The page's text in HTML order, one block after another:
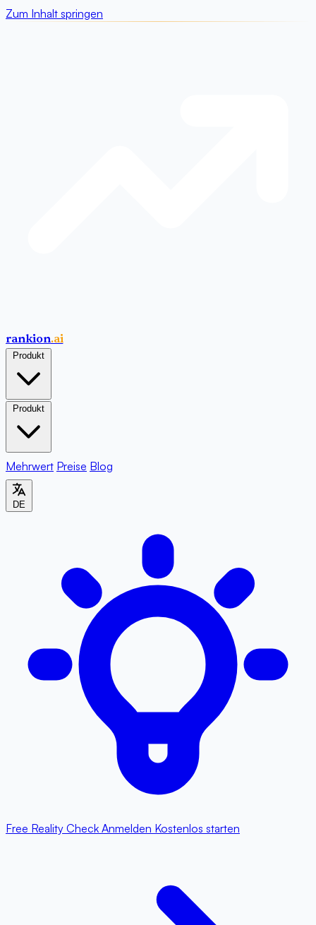
Zum Inhalt springen
rankion.ai
Produkt
Produkt
Mehrwert Preise Blog
DE
Free Reality Check Anmelden Kostenlos starten